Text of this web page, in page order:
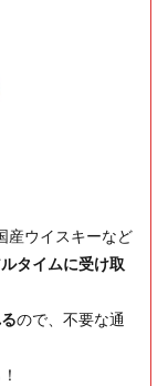
産ウイスキーなど
タイムに受け取
ので、不要な通